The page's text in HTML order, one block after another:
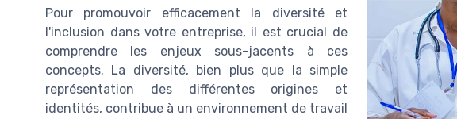
Pour promouvoir efficacement la diversité et
l'inclusion dans votre entreprise, il est crucial de
comprendre les enjeux sous-jacents à ces
concepts. La diversité, bien plus que la simple
représentation des différentes origines et
identités, contribue à un environnement de travail